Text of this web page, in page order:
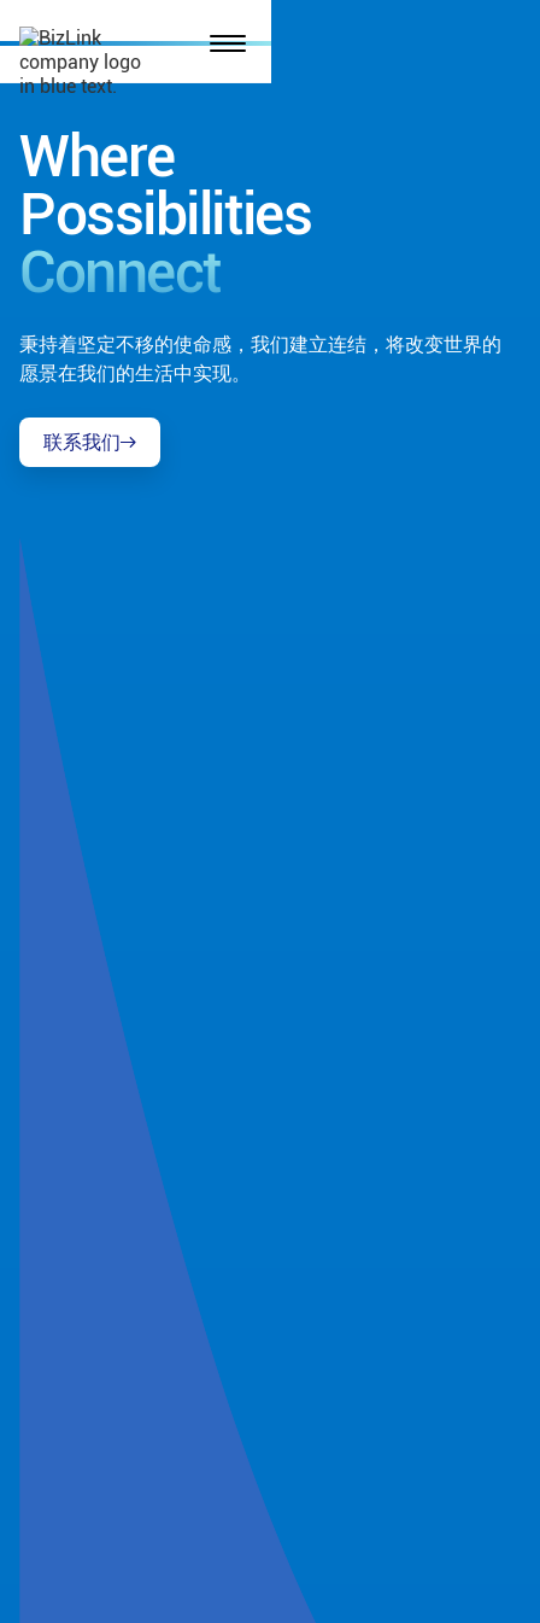
Where
Possibilities
Connect
秉持着坚定不移的使命感，我们建立连结，将改变世界的
愿景在我们的生活中实现。
联系我们